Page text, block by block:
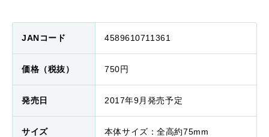
JANコード 4589610711361
価格（税抜） 750円
発売日 2017年9月発売予定
サイズ 本体サイズ：全高約75mm